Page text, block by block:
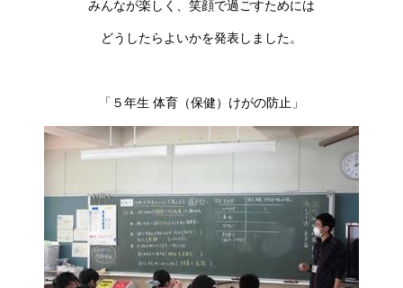
みんなが楽しく、笑顔で過ごすためには
どうしたらよいかを発表しました。
「５年生 体育（保健）けがの防止」